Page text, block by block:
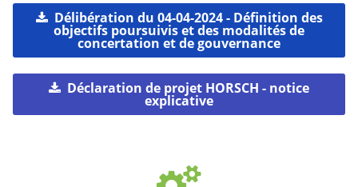
Délibération du 04-04-2024 - Définition des
objectifs poursuivis et des modalités de
concertation et de gouvernance
Déclaration de projet HORSCH - notice
explicative